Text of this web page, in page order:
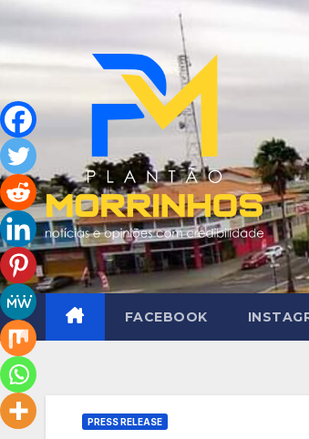
Skip
to
content
FACEBOOK
PRESS RELEASE